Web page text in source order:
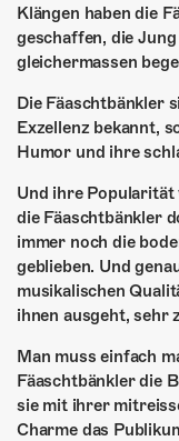
Klängen haben die
geschaffen, die
gleichermassen
Die Fäaschtbänkler
Exzellenz bekannt,
Humor und ihre
Und ihre
die Fäaschtbänkler
immer noch die
geblieben. Und
musikalischen
ihnen ausgeht, sehr
Man muss einfach
Fäaschtbänkler die
sie mit ihrer
Charme das